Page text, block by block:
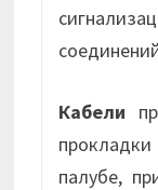
Кабели
палубе,